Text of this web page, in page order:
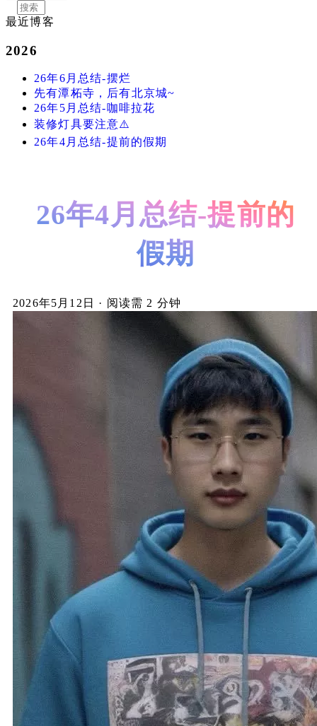
最近博客
2026
26年6月总结-摆烂
先有潭柘寺，后有北京城~
26年5月总结-咖啡拉花
装修灯具要注意⚠️
26年4月总结-提前的假期
26年4月总结-提前的
假期
2026年5月12日 · 阅读需 2 分钟